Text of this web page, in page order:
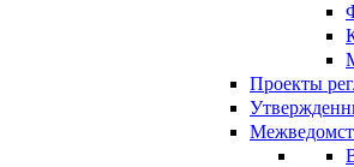
Проекты